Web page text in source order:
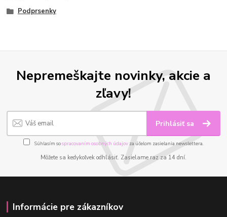
Podprsenky
Nepremeškajte novinky, akcie a
zľavy!
Prihlásiť sa
Súhlasím sospracovaním osobných údajov za účelom zasielania newslettera.
Môžete sa kedykoľvek odhlásiť. Zasielame raz za 14 dní.
Informácie pre zákazníkov